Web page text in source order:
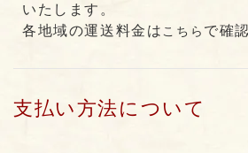
いたします。
各地域の運送料金は こちら で確
支払い方法について